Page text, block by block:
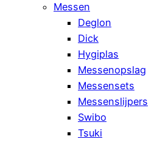
Messen
Deglon
Dick
Hygiplas
Messenopslag
Messensets
Messenslijpers
Swibo
Tsuki